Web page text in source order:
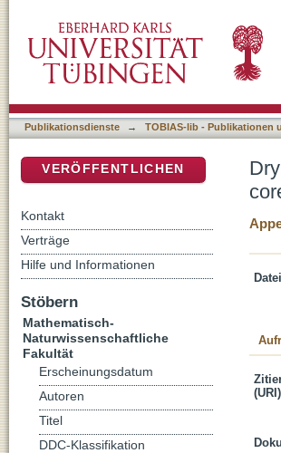
Publikationsdienste → TOBIAS-lib - Publikationen
VERÖFFENTLICHEN
Kontakt
Verträge
Hilfe und Informationen
Stöbern
Mathematisch-
Naturwissenschaftliche
Fakultät
Erscheinungsdatum
Autoren
Titel
DDC-Klassifikation